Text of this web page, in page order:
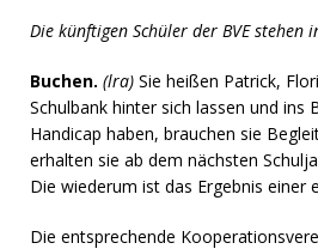
Die künftigen Schüler der BVE
Buchen. (lra) Sie heißen Patrick,
Schulbank hinter sich lassen und ins
Handicap haben, brauchen sie
erhalten sie ab dem nächsten
Die wiederum ist das Ergebnis einer
Die entsprechende